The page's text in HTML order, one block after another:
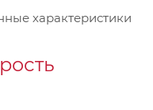
характеристики